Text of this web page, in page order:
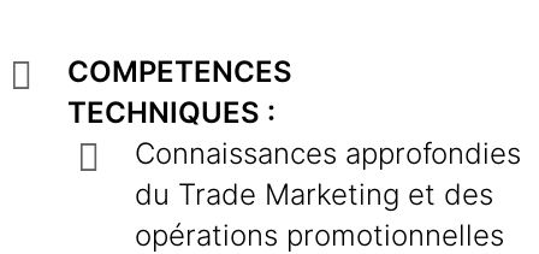
COMPETENCES
TECHNIQUES :
Connaissances approfondies
du Trade Marketing et des
opérations promotionnelles